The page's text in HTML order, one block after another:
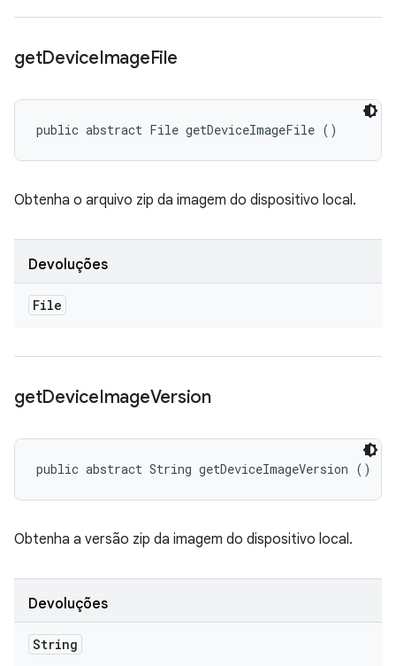
getDeviceImageFile
public abstract File getDeviceImageFile ()
Obtenha o arquivo zip da imagem do dispositivo local.
Devoluções
File
getDeviceImageVersion
public abstract String getDeviceImageVersion ()
Obtenha a versão zip da imagem do dispositivo local.
Devoluções
String